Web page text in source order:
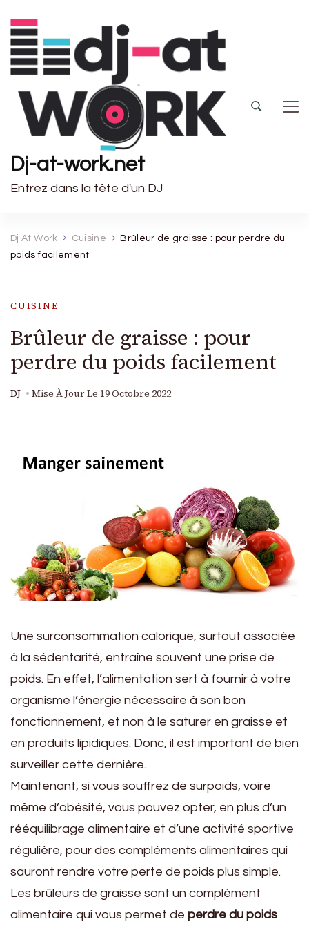
Dj-at-work.net
Entrez dans la tête d'un DJ
Dj At Work Cuisine
Brûleur de graisse : pour perdre du
poids facilement
CUISINE
Brûleur de graisse : pour
perdre du poids facilement
DJ Mise À Jour Le 19 Octobre 2022
Une surconsommation calorique, surtout associée
à la sédentarité, entraîne souvent une prise de
poids. En effet, l’alimentation sert à fournir à votre
organisme l’énergie nécessaire à son bon
fonctionnement, et non à le saturer en graisse et
en produits lipidiques. Donc, il est important de bien
surveiller cette dernière.
Maintenant, si vous souffrez de surpoids, voire
même d’obésité, vous pouvez opter, en plus d’un
rééquilibrage alimentaire et d’une activité sportive
régulière, pour des compléments alimentaires qui
sauront rendre votre perte de poids plus simple.
Les brûleurs de graisse sont un complément
alimentaire qui vous permet de perdre du poids